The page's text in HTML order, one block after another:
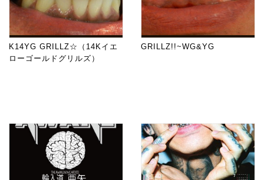
K14YG GRILLZ☆（14Kイエ
ローゴールドグリルズ）
GRILLZ!!~WG&YG